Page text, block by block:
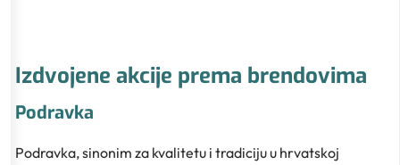
Izdvojene akcije prema brendovima
Podravka
Podravka, sinonim za kvalitetu i tradiciju u hrvatskoj